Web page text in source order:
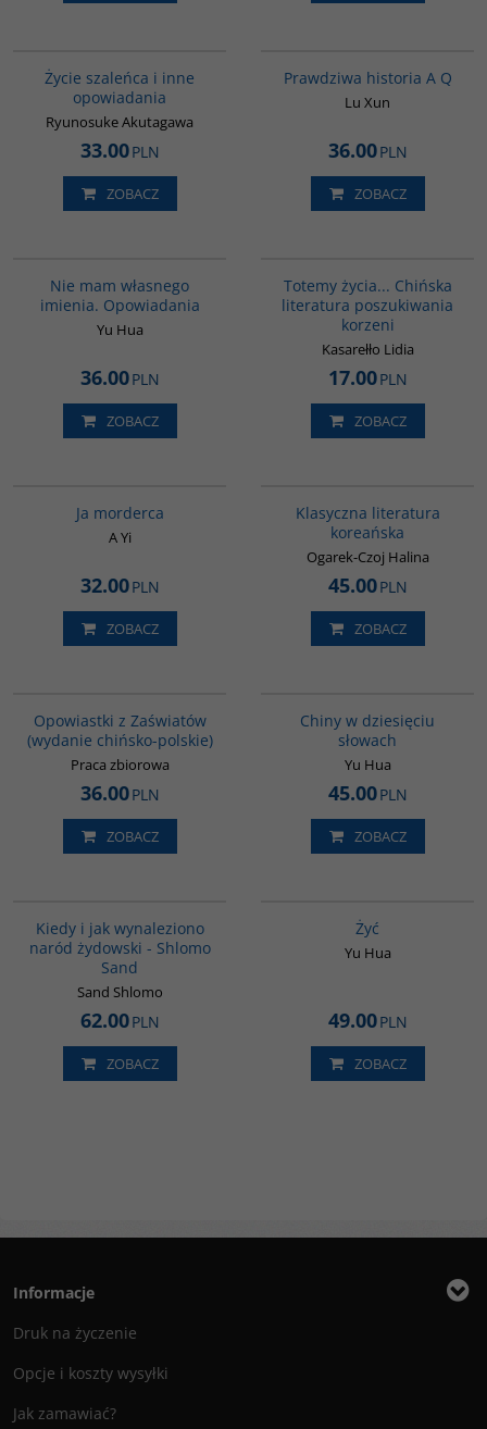
Życie szaleńca i inne
opowiadania
Ryunosuke Akutagawa
33.00PLN
ZOBACZ
Prawdziwa historia A Q
Lu Xun
36.00PLN
ZOBACZ
Nie mam własnego
imienia. Opowiadania
Yu Hua
36.00PLN
ZOBACZ
Totemy życia... Chińska
literatura poszukiwania
korzeni
Kasarełło Lidia
17.00PLN
ZOBACZ
Ja morderca
A Yi
32.00PLN
ZOBACZ
Klasyczna literatura
koreańska
Ogarek-Czoj Halina
45.00PLN
ZOBACZ
Opowiastki z Zaświatów
(wydanie chińsko-polskie)
Praca zbiorowa
36.00PLN
ZOBACZ
Chiny w dziesięciu
słowach
Yu Hua
45.00PLN
ZOBACZ
Kiedy i jak wynaleziono
naród żydowski - Shlomo
Sand
Sand Shlomo
62.00PLN
ZOBACZ
Żyć
Yu Hua
49.00PLN
ZOBACZ
Informacje
Druk na życzenie
Opcje i koszty wysyłki
Jak zamawiać?